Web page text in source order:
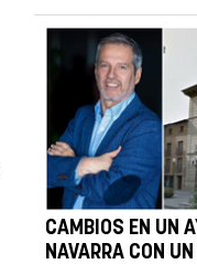
CAMBIOS EN UN
NAVARRA CON